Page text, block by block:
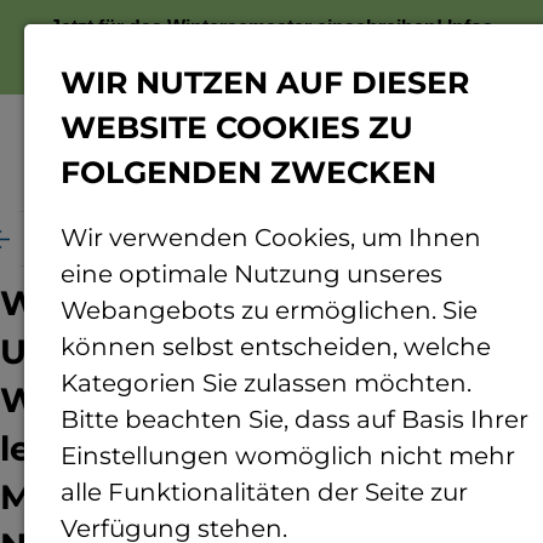
Jetzt für das Wintersemester einschreiben!Infos
Rund ums Forschen Projekte Beetle Banks
Wissenschaftliche
Untersuchungen zur
Wirksamkeit
lebensraumverbessernder
Maßnahmen für das
WIR NUTZEN AUF DIESER
WEBSITE COOKIES ZU
FOLGENDEN ZWECKEN
Wir verwenden Cookies, um Ihnen
eine optimale Nutzung unseres
Webangebots zu ermöglichen. Sie
können selbst entscheiden, welche
Kategorien Sie zulassen möchten.
Bitte beachten Sie, dass auf Basis Ihrer
Einstellungen womöglich nicht mehr
alle Funktionalitäten der Seite zur
Verfügung stehen.